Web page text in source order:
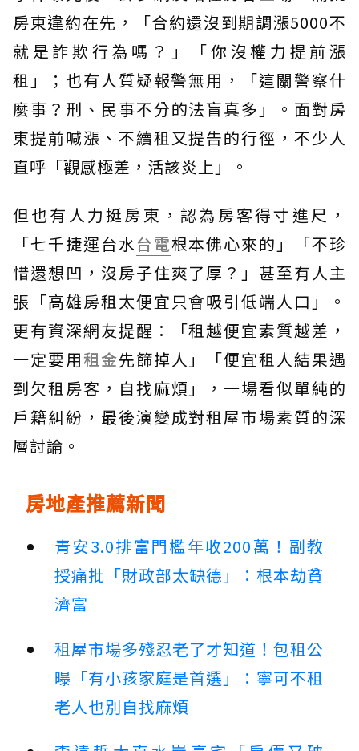
房東違約在先，「合約還沒到期調漲5000不
就是詐欺行為嗎？」「你沒權力提前漲
租」；也有人質疑報警無用，「這關警察什
麼事？刑、民事不分的法盲真多」。面對房
東提前喊漲、不續租又提告的行徑，不少人
直呼「觀感極差，活該炎上」。
但也有人力挺房東，認為房客得寸進尺，
「七千捷運台水台電根本佛心來的」「不珍
惜還想凹，沒房子住爽了厚？」甚至有人主
張「高雄房租太便宜只會吸引低端人口」。
更有資深網友提醒：「租越便宜素質越差，
一定要用租金先篩掉人」「便宜租人結果遇
到欠租房客，自找麻煩」，一場看似單純的
戶籍糾紛，最後演變成對租屋市場素質的深
層討論。
房地產推薦新聞
青安3.0排富門檻年收200萬！副教
授痛批「財政部太缺德」：根本劫貧
濟富
租屋市場多殘忍老了才知道！包租公
曝「有小孩家庭是首選」：寧可不租
老人也別自找麻煩